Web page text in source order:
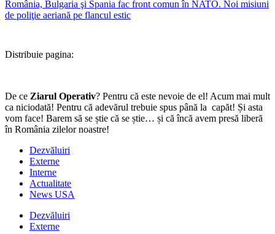
România, Bulgaria şi Spania fac front comun în NATO. Noi misiuni
de poliţie aeriană pe flancul estic
Distribuie pagina:
De ce Ziarul Operativ? Pentru că este nevoie de el! Acum mai mult
ca niciodată! Pentru că adevărul trebuie spus până la capăt! Și asta
vom face! Barem să se știe că se știe… și că încă avem presă liberă
în România zilelor noastre!
Dezvăluiri
Externe
Interne
Actualitate
News USA
Dezvăluiri
Externe